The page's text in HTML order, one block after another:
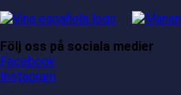
Följ oss på sociala medier
Facebook
Instagram